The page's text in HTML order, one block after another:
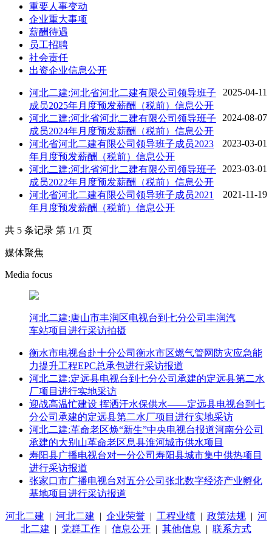
重要人事变动
企业重大事项
薪酬待遇
员工招聘
社会责任
出资企业信息公开
2025-04-11
河北二建:河北省河北二建有限公司领导班子
成员2025年月度预发薪酬（税前）信息公开
2024-08-07
河北二建:河北省河北二建有限公司领导班子
成员2024年月度预发薪酬（税前）信息公开
2023-03-01
河北省河北二建有限公司领导班子成员2023
年月度预发薪酬（税前）信息公开
2023-03-01
河北二建:河北省河北二建有限公司领导班子
成员2022年月度预发薪酬（税前）信息公开
2021-11-19
河北省河北二建有限公司领导班子成员2021
年月度预发薪酬（税前）信息公开
共 5 条记录 第 1/1 页
媒体聚焦
Media focus
河北二建:唐山市丰润区电视台到七分公司丰润汽
车站项目进行采访拍摄
衡水市电视台赴十分公司衡水市区燃气管网防灾应急能
力提升工程EPC总承包进行采访报道
河北二建:定远县电视台到七分公司承建的定远县第二水
厂项目进行实地采访
迎战高温忙建设 挥洒汗水保供水——定远县电视台到七
分公司承建的定远县第二水厂项目进行实地采访
河北二建:革命老区焕“新生”中央电视台报道河南分公司
承建的大别山革命老区息县淮河城市供水项目
寿阳县广播电视台对一分公司寿阳县城市集中供热项目
进行采访报道
张家口市广播电视台对五分公司张北数字经济产业孵化
基地项目进行采访报道
河北二建 | 河北二建 | 企业荣誉| 工程业绩| 政策法规| 河
北二建 | 党群工作 | 信息公开 | 其他信息 | 联系方式